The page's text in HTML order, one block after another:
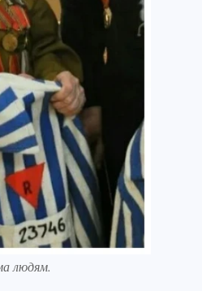
людям.